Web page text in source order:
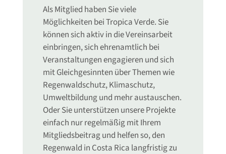
Als Mitglied haben Sie viele
Möglichkeiten bei Tropica Verde. Sie
können sich aktiv in die Vereinsarbeit
einbringen, sich ehrenamtlich bei
Veranstaltungen engagieren und sich
mit Gleichgesinnten über Themen wie
Regenwaldschutz, Klimaschutz,
Umweltbildung und mehr austauschen.
Oder Sie unterstützen unsere Projekte
einfach nur regelmäßig mit Ihrem
Mitgliedsbeitrag und helfen so, den
Regenwald in Costa Rica langfristig zu